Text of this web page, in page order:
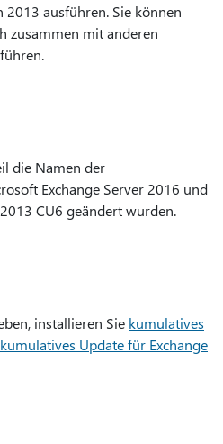
ausführen. Sie können
zusammen mit anderen
die Namen der
Exchange Server 2016 und
CU6 geändert wurden.
installieren Sie kumulatives
Update für Exchange